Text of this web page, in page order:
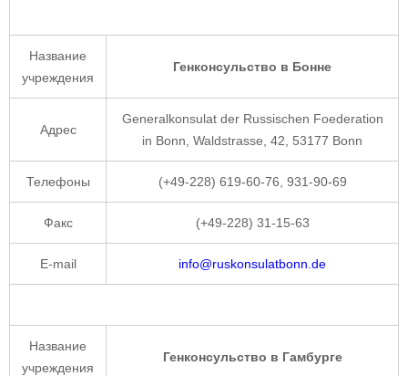
Название
учреждения
Генконсульство в Бонне
Адрес
Generalkonsulat der Russischen Foederation
in Bonn, Waldstrasse, 42, 53177 Bonn
Телефоны (+49-228) 619-60-76, 931-90-69
Факс (+49-228) 31-15-63
E-mail info@ruskonsulatbonn.de
Название
учреждения
Генконсульство в Гамбурге